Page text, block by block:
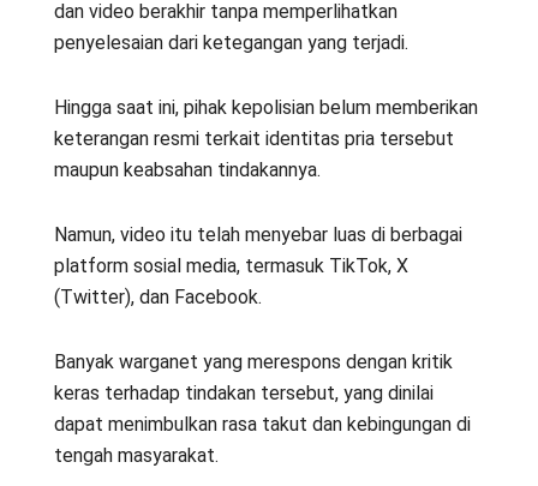
dan video berakhir tanpa memperlihatkan
penyelesaian dari ketegangan yang terjadi.
Hingga saat ini, pihak kepolisian belum memberikan
keterangan resmi terkait identitas pria tersebut
maupun keabsahan tindakannya.
Namun, video itu telah menyebar luas di berbagai
platform sosial media, termasuk TikTok, X
(Twitter), dan Facebook.
Banyak warganet yang merespons dengan kritik
keras terhadap tindakan tersebut, yang dinilai
dapat menimbulkan rasa takut dan kebingungan di
tengah masyarakat.